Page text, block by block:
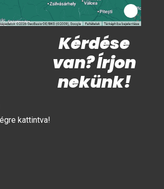
Kérdése
van? Írjon
nekünk!
kattintva!